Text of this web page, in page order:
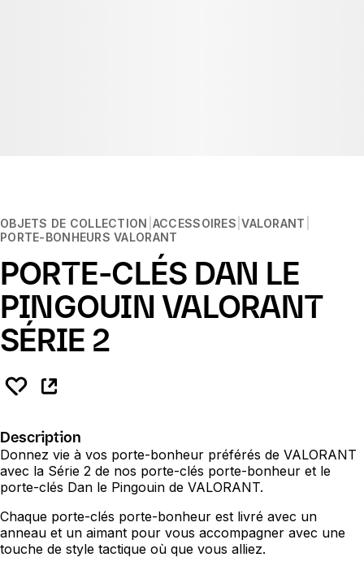
OBJETS DE COLLECTION ACCESSOIRES VALORANT
PORTE-BONHEURS VALORANT
PORTE-CLÉS DAN LE
PINGOUIN VALORANT
SÉRIE 2
Description
Donnez vie à vos porte-bonheur préférés de VALORANT
avec la Série 2 de nos porte-clés porte-bonheur et le
porte-clés Dan le Pingouin de VALORANT.
Chaque porte-clés porte-bonheur est livré avec un
anneau et un aimant pour vous accompagner avec une
touche de style tactique où que vous alliez.